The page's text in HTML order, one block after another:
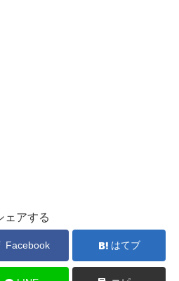
ェアする
Facebook はてブ